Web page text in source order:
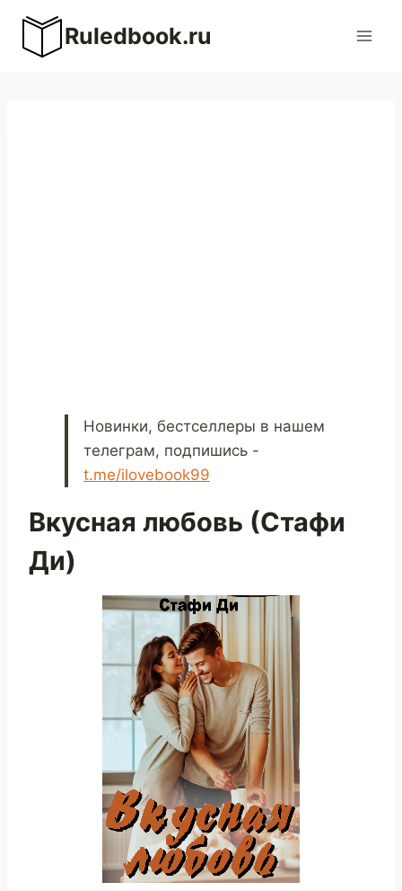
Перейти
содержимому
Ruledbook.ru
Новинки, бестселлеры в нашем
телеграм, подпишись -
t.me/ilovebook99
Вкусная любовь (Стафи
Ди)